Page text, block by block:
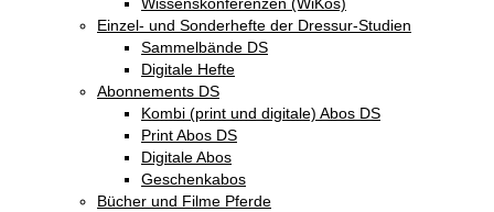
Wissenskonferenzen (WiKos)
Einzel- und Sonderhefte der Dressur-Studien
Sammelbände DS
Digitale Hefte
Abonnements DS
Kombi (print und digitale) Abos DS
Print Abos DS
Digitale Abos
Geschenkabos
Bücher und Filme Pferde